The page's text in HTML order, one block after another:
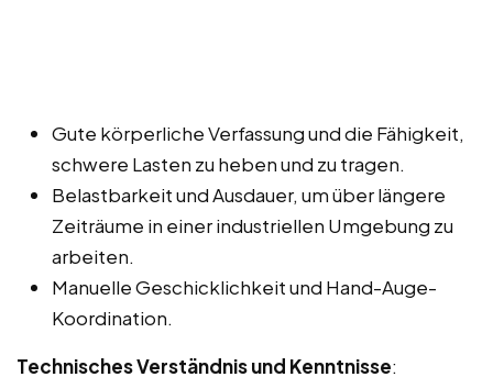
Gute körperliche Verfassung und die Fähigkeit,
schwere Lasten zu heben und zu tragen.
Belastbarkeit und Ausdauer, um über längere
Zeiträume in einer industriellen Umgebung zu
arbeiten.
Manuelle Geschicklichkeit und Hand-Auge-
Koordination.
Technisches Verständnis und Kenntnisse: